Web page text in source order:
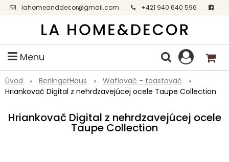
lahomeanddecor@gmail.com
+421 940 640 596
Facebook
Menu
Úvod BerlingerHaus
Waflovač - toastovač
Hriankovač Digital z nehrdzavejúcej ocele Taupe Collection
Hriankovač Digital z nehrdzavejúcej ocele
Taupe Collection